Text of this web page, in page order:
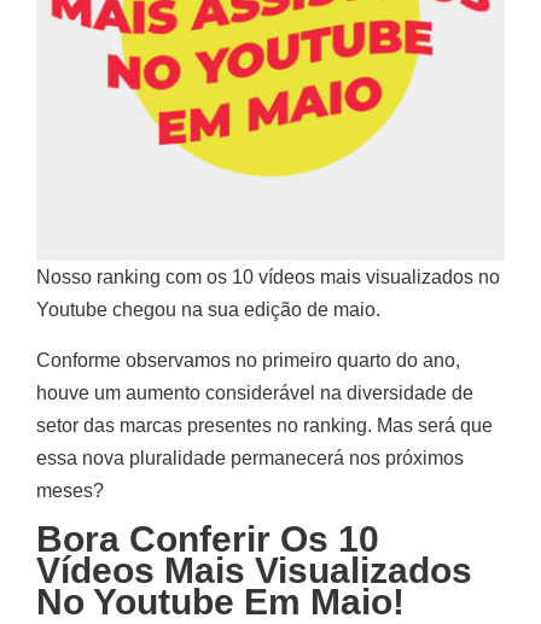
Nosso ranking com os 10 vídeos mais visualizados no
Youtube chegou na sua edição de maio.
Conforme observamos no primeiro quarto do ano,
houve um aumento considerável na diversidade de
setor das marcas presentes no ranking. Mas será que
essa nova pluralidade permanecerá nos próximos
meses?
Bora Conferir Os 10
Vídeos Mais Visualizados
No Youtube Em Maio!